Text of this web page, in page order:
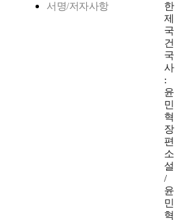
서명/저자사항
한
제
국
건
국
사
:
윤
민
혁
장
편
소
설
/
윤
민
혁